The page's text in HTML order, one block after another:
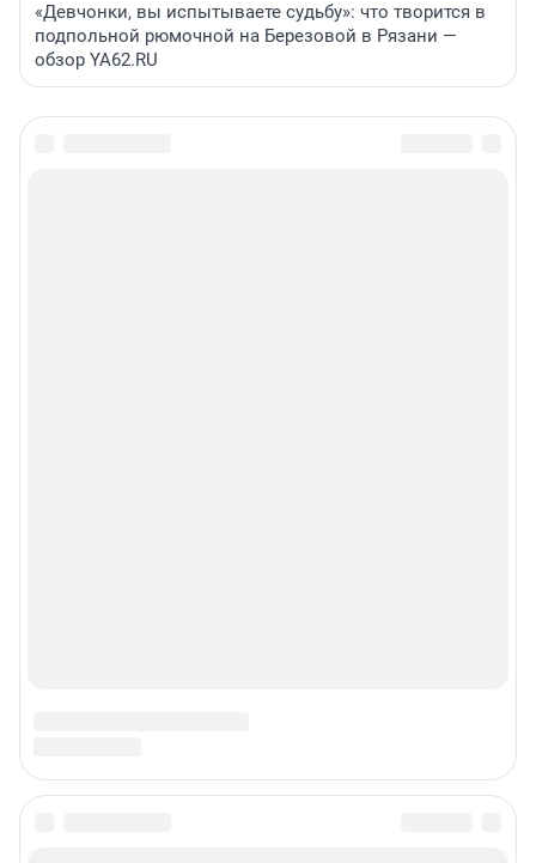
«Девчонки, вы испытываете судьбу»: что творится в
подпольной рюмочной на Березовой в Рязани —
обзор YA62.RU